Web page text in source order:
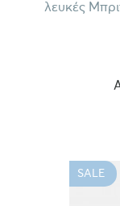
λευκές
SALE